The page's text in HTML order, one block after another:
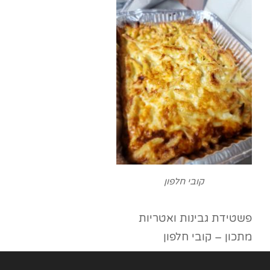
קובי חלפון
פשטידת גבינות ואטריות
מתכון – קובי חלפון